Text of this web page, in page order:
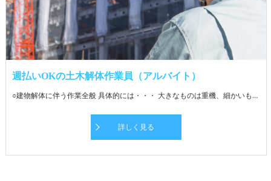
週払いOKの土木解体作業員（アルバイト）
○建物解体に伴う作業全般 具体的には・・・ 大きなものは重機、細かいものはバールなどを使って住宅やマンション、商業施設の内装・外装を解体します。 廃材ごとに分別し、処分場までの運搬に伴う補助業務をお願いします。 慣れてきたら運搬業務もお任せします。 処分場までの距離は現場により変動。 先輩社員がしっかりフォローするので安心です。 ★経験者・同業からの転職者は即戦力としてご活躍いただけます！
詳しく見る